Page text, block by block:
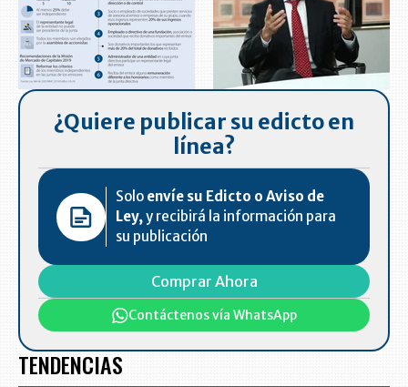
¿Quiere publicar su edicto en
línea?
Solo envíe su Edicto o Aviso de
Ley,y recibirá la información para
su publicación
Comprar Ahora
Contáctenos vía WhatsApp
TENDENCIAS